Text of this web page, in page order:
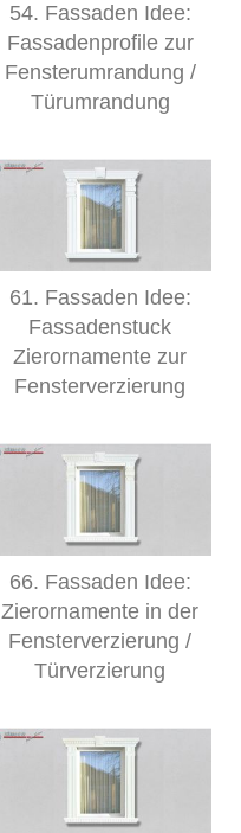
54. Fassaden Idee:
Fassadenprofile zur
Fensterumrandung /
Türumrandung
61. Fassaden Idee:
Fassadenstuck
Zierornamente zur
Fensterverzierung
66. Fassaden Idee:
Zierornamente in der
Fensterverzierung /
Türverzierung